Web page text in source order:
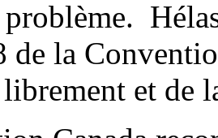
de la
et de